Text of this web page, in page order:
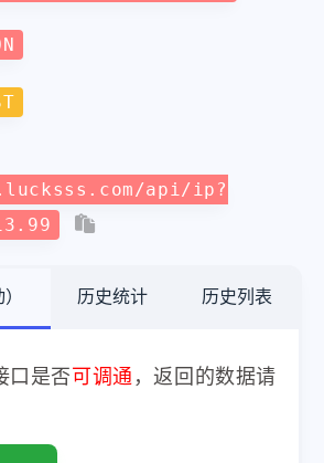
api/ip?
历史统计 历史列表
口是否 可调通 ，返回的数据请